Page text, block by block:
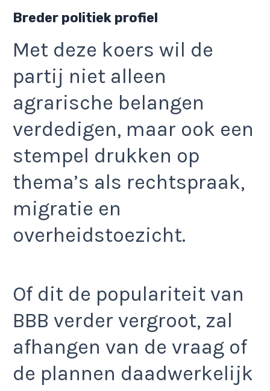
Breder politiek profiel
Met deze koers wil de
partij niet alleen
agrarische belangen
verdedigen, maar ook een
stempel drukken op
thema’s als rechtspraak,
migratie en
overheidstoezicht.
Of dit de populariteit van
BBB verder vergroot, zal
afhangen van de vraag of
de plannen daadwerkelijk